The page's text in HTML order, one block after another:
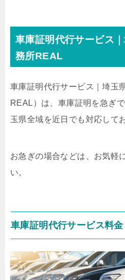
車庫証明代行サービス
務所REAL
車庫証明代行サービス｜埼玉
REAL） は、車庫証明を急ぎ
玉県全域を近日でも対応して
お急ぎの場合などは、お気軽
い。
車庫証明代行サービス料金